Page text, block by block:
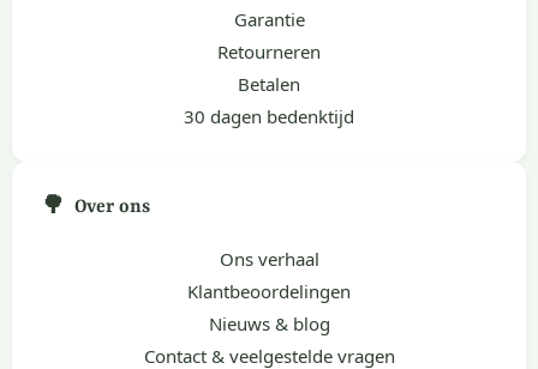
Garantie
Retourneren
Betalen
30 dagen bedenktijd
🌳 Over ons
Ons verhaal
Klantbeoordelingen
Nieuws & blog
Contact & veelgestelde vragen